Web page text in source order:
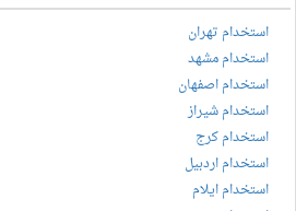
استخدام تهران
استخدام مشهد
استخدام اصفهان
استخدام شیراز
استخدام کرج
استخدام اردبیل
استخدام ایلام